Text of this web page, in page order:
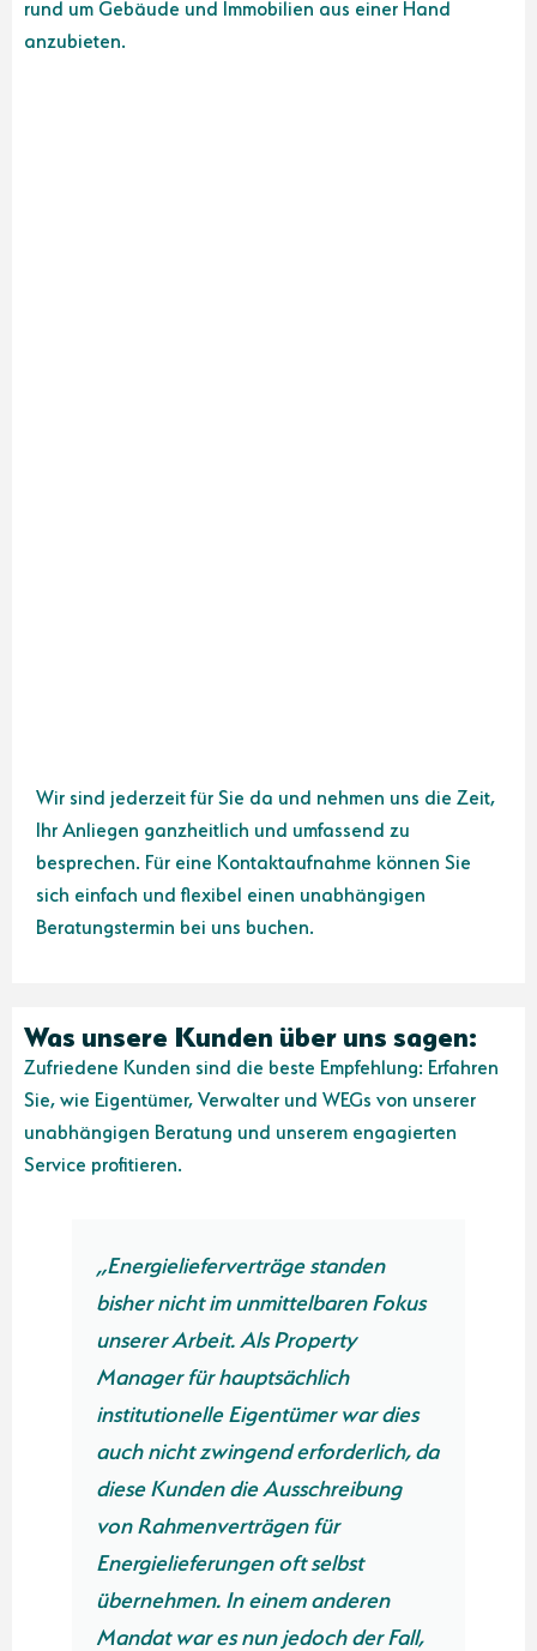
rund um Gebäude und Immobilien aus einer Hand
anzubieten.
Wir sind jederzeit für Sie da und nehmen uns die Zeit,
Ihr Anliegen ganzheitlich und umfassend zu
besprechen. Für eine Kontaktaufnahme können Sie
sich einfach und flexibel einen unabhängigen
Beratungstermin bei uns buchen.
Was unsere Kunden über uns sagen:
Zufriedene Kunden sind die beste Empfehlung: Erfahren
Sie, wie Eigentümer, Verwalter und WEGs von unserer
unabhängigen Beratung und unserem engagierten
Service profitieren.
„Energielieferverträge standen
bisher nicht im unmittelbaren Fokus
unserer Arbeit. Als Property
Manager für hauptsächlich
institutionelle Eigentümer war dies
auch nicht zwingend erforderlich, da
diese Kunden die Ausschreibung
von Rahmenverträgen für
Energielieferungen oft selbst
übernehmen. In einem anderen
Mandat war es nun jedoch der Fall,